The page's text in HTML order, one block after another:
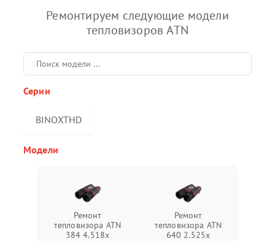
Ремонтируем следующие модели
тепловизоров ATN
Серии
BINOXTHD
Модели
Ремонт
тепловизора ATN
384 4.518x
Ремонт
тепловизора ATN
640 2.525x